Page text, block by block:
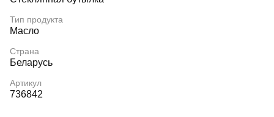
Тип продукта
Масло
Страна
Беларусь
Артикул
736842